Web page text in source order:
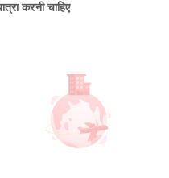
करनी चाहिए